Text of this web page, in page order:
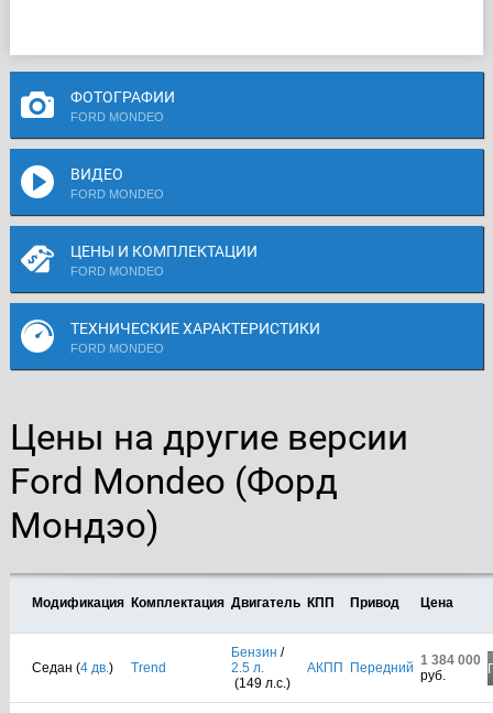
ФОТОГРАФИИ
FORD MONDEO
ВИДЕО
FORD MONDEO
ЦЕНЫ И КОМПЛЕКТАЦИИ
FORD MONDEO
ТЕХНИЧЕСКИЕ ХАРАКТЕРИСТИКИ
FORD MONDEO
Цены на другие версии
Ford Mondeo (Форд
Мондэо)
Модификация Комплектация Двигатель КПП Привод Цена
Седан (4 дв.) Trend
Бензин /
2.5 л.
(149 л.с.)
АКПП Передний 1 384 000
руб.